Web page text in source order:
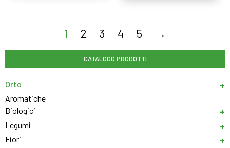
CATALOGO PRODOTTI
Orto
Aromatiche
Biologici
Legumi
Fiori
1 2 3 4 5 →